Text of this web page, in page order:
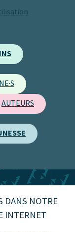
AUTEURS
DANS NOTRE
INTERNET